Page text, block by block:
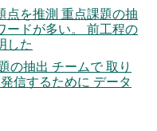
点を推測 重点課題の抽
ードが多い。 前工程の
した
の抽出 チームで 取り
信するために データ